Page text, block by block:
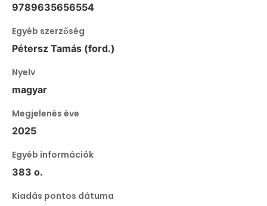
9789635656554
Egyéb szerzőség
Pétersz Tamás (ford.)
Nyelv
magyar
Megjelenés éve
2025
Egyéb információk
383 o.
Kiadás pontos dátuma